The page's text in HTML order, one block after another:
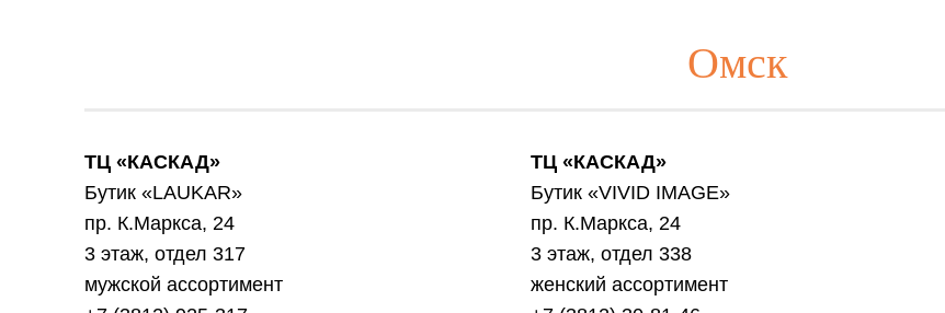
Омск
ТЦ «КАСКАД»
Бутик «LAUKAR»
пр. К.Маркса, 24
3 этаж, отдел 317
мужской ассортимент
ТЦ «КАСКАД»
Бутик «VIVID IMAGE»
пр. К.Маркса, 24
3 этаж, отдел 338
женский ассортимент